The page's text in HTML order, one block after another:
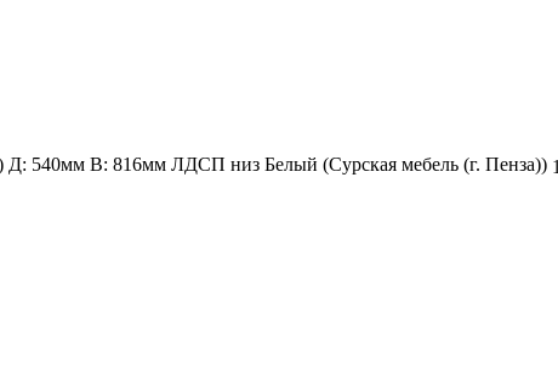
540мм В: 816мм ЛДСП низ Белый (Сурская мебель (г. Пенза))